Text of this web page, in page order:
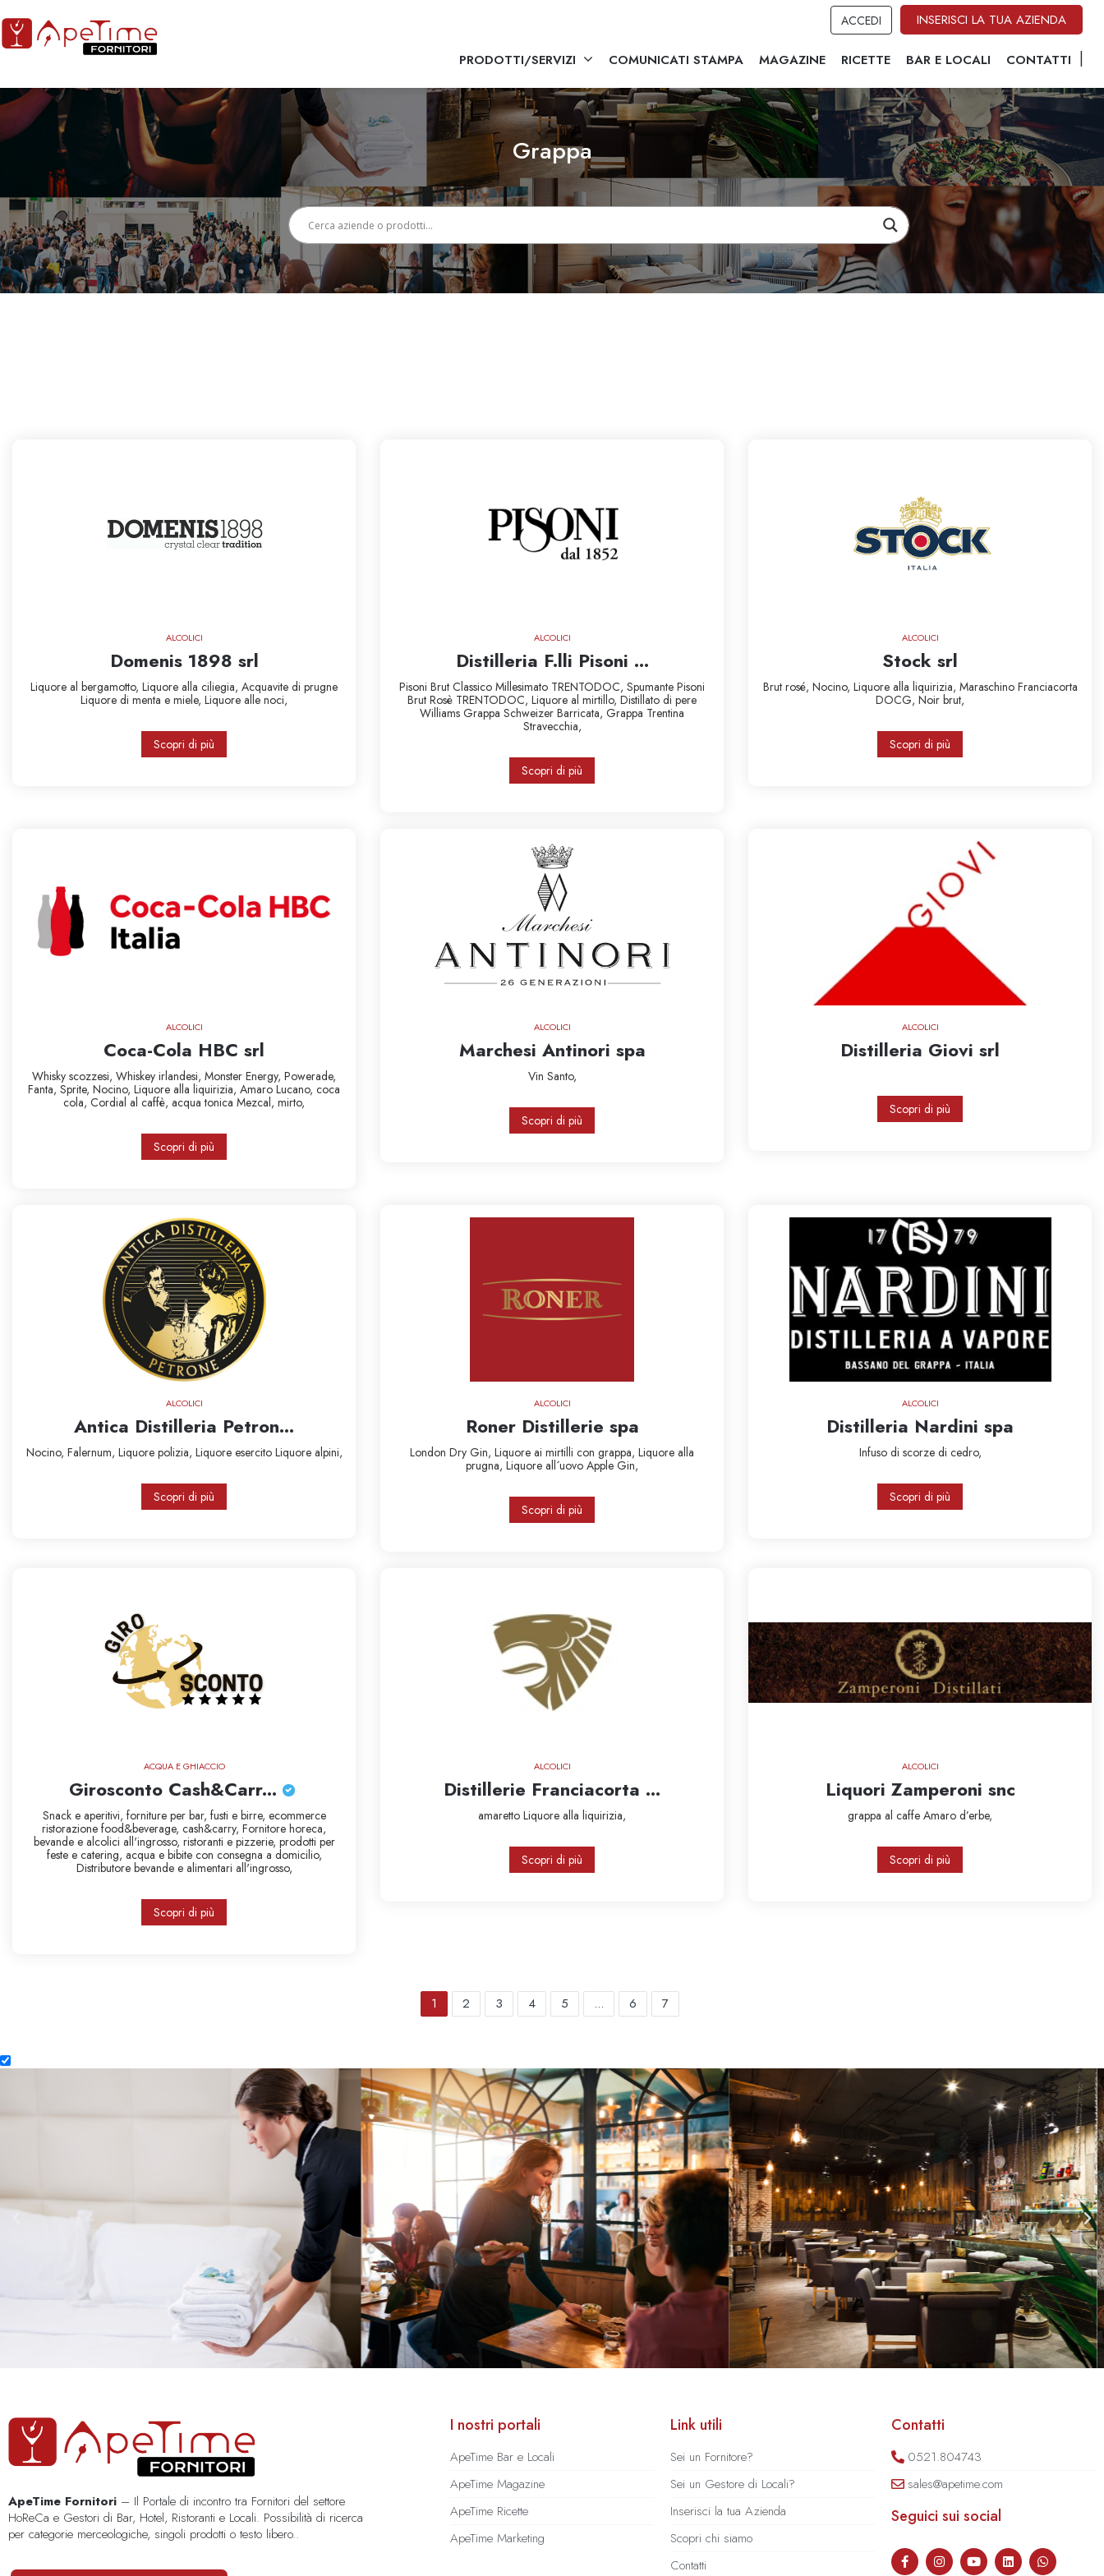
ACCEDI INSERISCI LA TUA AZIENDA
PRODOTTI/SERVIZI COMUNICATI STAMPA MAGAZINE RICETTE BAR E LOCALI CONTATTI
Grappa
ALCOLICI
Domenis 1898 srl
Liquore al bergamotto, Liquore alla ciliegia, Acquavite di prugne
Liquore di menta e miele, Liquore alle noci,
Scopri di più
ALCOLICI
Distilleria F.lli Pisoni ...
Pisoni Brut Classico Millesimato TRENTODOC, Spumante Pisoni
Brut Rosè TRENTODOC, Liquore al mirtillo, Distillato di pere
Williams Grappa Schweizer Barricata, Grappa Trentina
Stravecchia,
Scopri di più
ALCOLICI
Stock srl
Brut rosé, Nocino, Liquore alla liquirizia, Maraschino Franciacorta
DOCG, Noir brut,
Scopri di più
ALCOLICI
Coca-Cola HBC srl
Whisky scozzesi, Whiskey irlandesi, Monster Energy, Powerade,
Fanta, Sprite, Nocino, Liquore alla liquirizia, Amaro Lucano, coca
cola, Cordial al caffè, acqua tonica Mezcal, mirto,
Scopri di più
ALCOLICI
Marchesi Antinori spa
Vin Santo,
Scopri di più
ALCOLICI
Distilleria Giovi srl
Scopri di più
ALCOLICI
Antica Distilleria Petron...
Nocino, Falernum, Liquore polizia, Liquore esercito Liquore alpini,
Scopri di più
ALCOLICI
Roner Distillerie spa
London Dry Gin, Liquore ai mirtilli con grappa, Liquore alla
prugna, Liquore all´uovo Apple Gin,
Scopri di più
ALCOLICI
Distilleria Nardini spa
Infuso di scorze di cedro,
Scopri di più
ACQUA E GHIACCIO
Girosconto Cash&Carr...
Snack e aperitivi, forniture per bar, fusti e birre, ecommerce
ristorazione food&beverage, cash&carry, Fornitore horeca,
bevande e alcolici all'ingrosso, ristoranti e pizzerie, prodotti per
feste e catering, acqua e bibite con consegna a domicilio,
Distributore bevande e alimentari all'ingrosso,
Scopri di più
ALCOLICI
Distillerie Franciacorta ...
amaretto Liquore alla liquirizia,
Scopri di più
ALCOLICI
Liquori Zamperoni snc
grappa al caffe Amaro d’erbe,
Scopri di più
1 2 3 4 5 ... 6 7
ApeTime Fornitori – Il Portale di incontro tra Fornitori del settore
HoReCa e Gestori di Bar, Hotel, Ristoranti e Locali. Possibilità di ricerca
per categorie merceologiche, singoli prodotti o testo libero..
I nostri portali
ApeTime Bar e Locali
ApeTime Magazine
ApeTime Ricette
ApeTime Marketing
Link utili
Sei un Fornitore?
Sei un Gestore di Locali?
Inserisci la tua Azienda
Scopri chi siamo
Contatti
Contatti
0521.804743
sales@apetime.com
Seguici sui social